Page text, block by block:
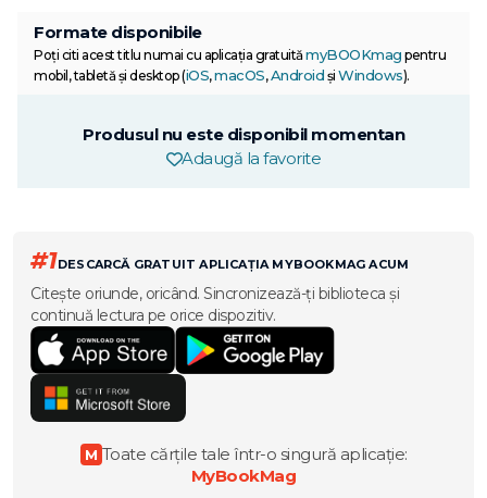
Formate disponibile
Poți citi acest titlu numai cu aplicația gratuitămyBOOKmag pentru
mobil, tabletă și desktop (iOS,macOS,Android și Windows).
Produsul nu este disponibil momentan
Adaugă la favorite
#1DESCARCĂ GRATUIT APLICAȚIA MYBOOKMAG ACUM
Citește oriunde, oricând. Sincronizează-ți biblioteca și
continuă lectura pe orice dispozitiv.
M Toate cărțile tale într-o singură aplicație:
MyBookMag